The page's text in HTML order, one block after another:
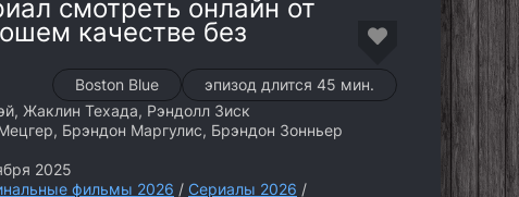
смотреть онлайн от
качестве без
Boston Blue
эпизод длится 45 мин.
Жаклин Техада, Рэндолл Зиск
Брэндон Маргулис, Брэндон Зонньер
2025
фильмы 2026 / Сериалы 2026 /